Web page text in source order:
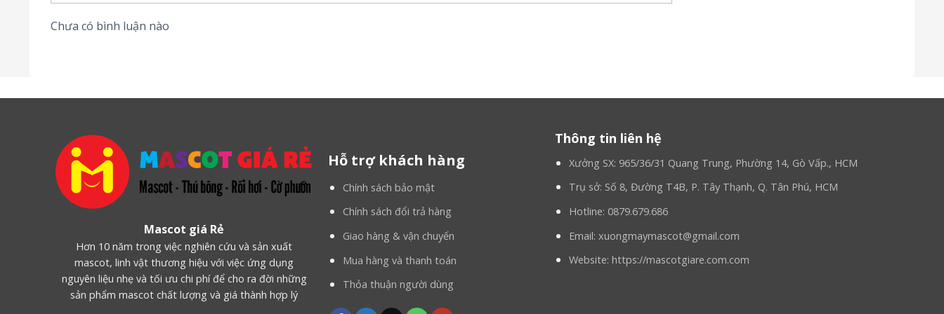
Văn phòng: 698/4 Trường Chinh, P.15, Q. Tân Bình, HCM
Chưa có bình luận nào
Mascot giá Rẻ
Hơn 10 năm trong việc nghiên cứu và sản xuất
mascot, linh vật thương hiệu với việc ứng dụng
nguyên liệu nhẹ và tối ưu chi phí để cho ra đời những
sản phẩm mascot chất lượng và giá thành hợp lý
Hỗ trợ khách hàng
Chính sách bảo mật
Chính sách đổi trả hàng
Giao hàng & vận chuyển
Mua hàng và thanh toán
Thỏa thuận người dùng
Thông tin liên hệ
Xưởng SX: 965/36/31 Quang Trung, Phường 14, Gò Vấp., HCM
Trụ sở: Số 8, Đường T4B, P. Tây Thạnh, Q. Tân Phú, HCM
Hotline: 0879.679.686
Email: xuongmaymascot@gmail.com
Website: https://mascotgiare.com.com